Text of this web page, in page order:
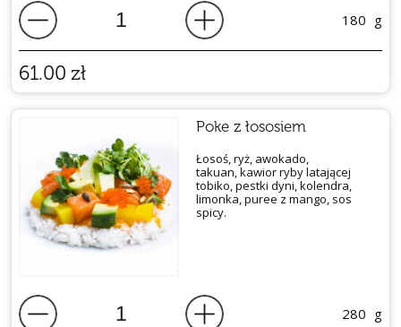
180 g
61.00 zł
Poke z łososiem
Łosoś, ryż, awokado,
takuan,kawior ryby latającej
tobiko,pestki dyni, kolendra,
limonka,puree z mango, sos
spicy.
280 g